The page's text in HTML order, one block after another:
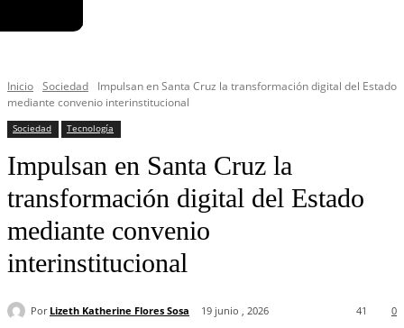
Inicio Sociedad
Impulsan en Santa Cruz la transformación digital del Estado
mediante convenio interinstitucional
Sociedad Tecnología
Impulsan en Santa Cruz la
transformación digital del Estado
mediante convenio
interinstitucional
Por Lizeth Katherine Flores Sosa 19 junio , 2026 0
41